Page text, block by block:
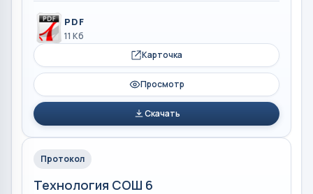
PDF
11 Кб
Карточка
Просмотр
Скачать
Протокол
Технология СОШ 6